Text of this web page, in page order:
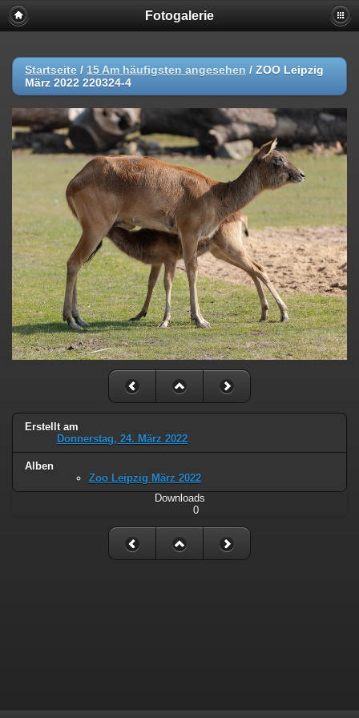
Fotogalerie
Startseite / 15 Am häufigsten angesehen / ZOO Leipzig
März 2022 220324-4
Erstellt am
Donnerstag, 24. März 2022
Alben
Zoo Leipzig März 2022
Downloads
0